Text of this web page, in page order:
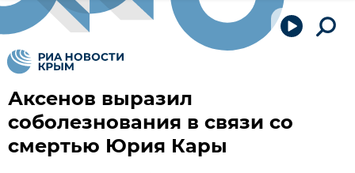
Аксенов выразил
соболезнования в связи со
смертью Юрия Кары